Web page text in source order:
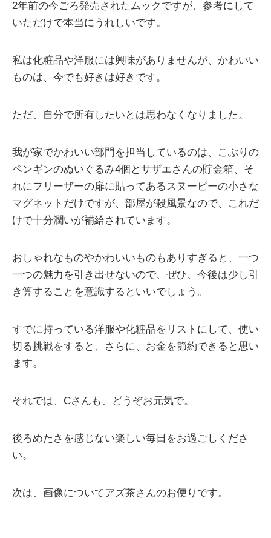
2年前の今ごろ発売されたムックですが、参考にして
いただけで本当にうれしいです。
私は化粧品や洋服には興味がありませんが、かわいい
ものは、今でも好きは好きです。
ただ、自分で所有したいとは思わなくなりました。
我が家でかわいい部門を担当しているのは、こぶりの
ペンギンのぬいぐるみ4個とサザエさんの貯金箱、そ
れにフリーザーの扉に貼ってあるスヌーピーの小さな
マグネットだけですが、部屋が殺風景なので、これだ
けで十分潤いが補給されています。
おしゃれなものやかわいいものもありすぎると、一つ
一つの魅力を引き出せないので、ぜひ、今後は少し引
き算することを意識するといいでしょう。
すでに持っている洋服や化粧品をリストにして、使い
切る挑戦をすると、さらに、お金を節約できると思い
ます。
それでは、Cさんも、どうぞお元気で。
後ろめたさを感じない楽しい毎日をお過ごしくださ
い。
次は、画像についてアズ茶さんのお便りです。